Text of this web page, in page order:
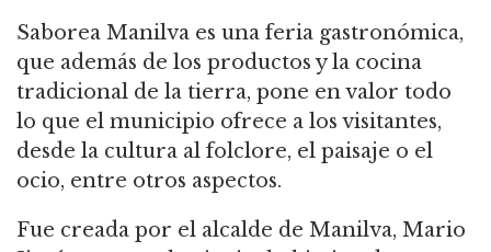
Saborea Manilva es una feria gastronómica,
que además de los productos y la cocina
tradicional de la tierra, pone en valor todo
lo que el municipio ofrece a los visitantes,
desde la cultura al folclore, el paisaje o el
ocio, entre otros aspectos.
Fue creada por el alcalde de Manilva, Mario